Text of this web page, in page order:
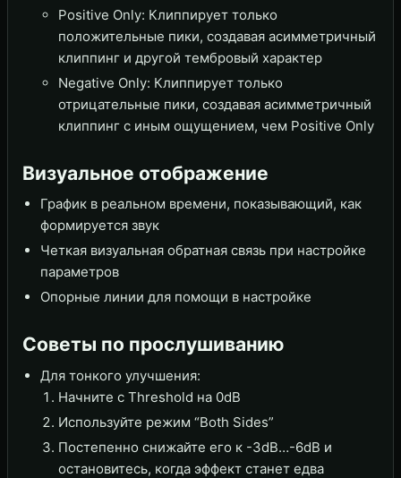
Positive Only: Клиппирует только
положительные пики, создавая асимметричный
клиппинг и другой тембровый характер
Negative Only: Клиппирует только
отрицательные пики, создавая асимметричный
клиппинг с иным ощущением, чем Positive Only
Визуальное отображение
График в реальном времени, показывающий, как
формируется звук
Четкая визуальная обратная связь при настройке
параметров
Опорные линии для помощи в настройке
Советы по прослушиванию
Для тонкого улучшения:
Начните с Threshold на 0dB
Используйте режим “Both Sides”
Постепенно снижайте его к -3dB…-6dB и
остановитесь, когда эффект станет едва